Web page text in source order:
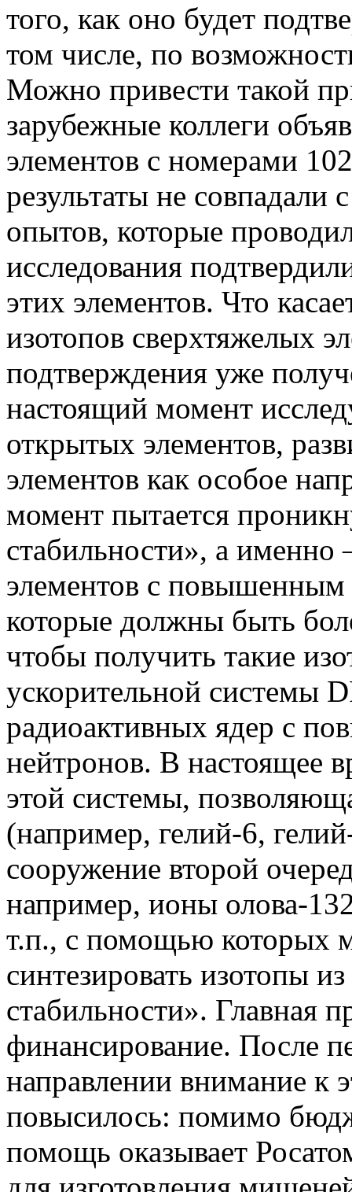
того, как оно будет
том числе, по
Можно привести такой
зарубежные коллеги
элементов с номерами
результаты не совпадали
опытов, которые
исследования
этих элементов. Что
изотопов сверхтяжелых
подтверждения уже
настоящий момент
открытых элементов,
элементов как особое
момент пытается
стабильности», а именно
элементов с повышенным
которые должны быть
чтобы получить такие
ускорительной системы
радиоактивных ядер с
нейтронов. В настоящее
этой системы,
(например, гелий-6,
сооружение второй
например, ионы олова-
т.п., с помощью которых
синтезировать изотопы
стабильности». Главная
финансирование. После
направлении внимание к
повысилось: помимо
помощь оказывает